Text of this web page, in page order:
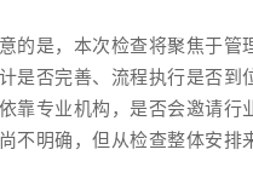
的是，本次检查将聚焦于管
是否完善、流程执行是否到
靠专业机构，是否会邀请行
不明确，但从检查整体安排